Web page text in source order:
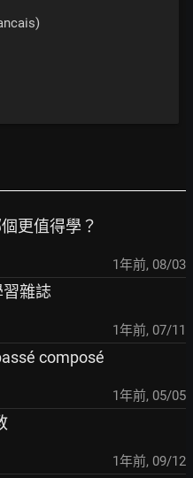
更值得學？
1年前, 08/03
習雜誌
1年前, 07/11
composé
1年前, 05/05
1年前, 09/12